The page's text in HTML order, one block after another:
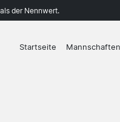
der Nennwert.
Startseite Mannschaften